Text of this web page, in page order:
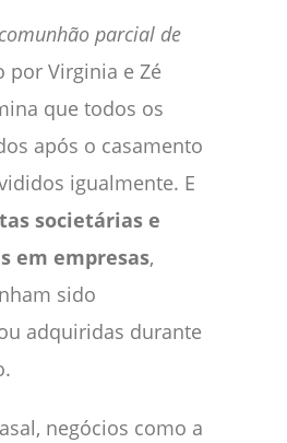
comunhão parcial de
por Virginia e Zé
que todos os
após o casamento
igualmente. E
societárias e
em empresas,
sido
adquiridas durante
negócios como a